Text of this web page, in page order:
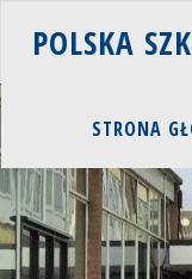
POLSKA SZK
STRONA